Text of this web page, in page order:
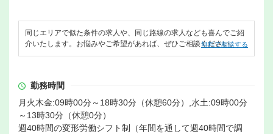
同じエリアで似た条件の求人や、同じ路線の求人なども喜んでご紹
介いたします。お悩みやご希望があれば、ぜひご相談ください。
無料で相談する
勤務時間
月火木金:09時00分～18時30分（休憩60分）,水土:09時00分
～13時30分（休憩0分）
週40時間の変形労働シフト制（年間を通して週40時間で調